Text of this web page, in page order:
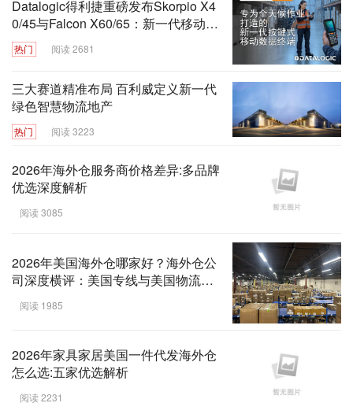
Datalogic得利捷重磅发布Skorpio X4
0/45与Falcon X60/65：新一代移动数
据终端全面赋能高强度智能仓储
热门 阅读 2681
三大赛道精准布局 百利威定义新一代
绿色智慧物流地产
热门 阅读 3223
2026年海外仓服务商价格差异:多品牌
优选深度解析
阅读 3085
2026年美国海外仓哪家好？海外仓公
司深度横评：美国专线与美国物流服
务质量实力榜单
阅读 1985
2026年家具家居美国一件代发海外仓
怎么选:五家优选解析
阅读 2231